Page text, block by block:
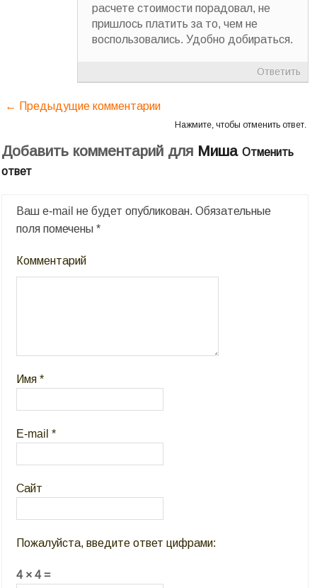
расчете стоимости порадовал, не
пришлось платить за то, чем не
воспользовались. Удобно добираться.
Ответить
← Предыдущие комментарии
Нажмите, чтобы отменить ответ.
Добавить комментарий для Миша Отменить
ответ
Ваш e-mail не будет опубликован. Обязательные
поля помечены*
Комментарий
Имя*
E-mail*
Сайт
Пожалуйста, введите ответ цифрами:
4 × 4 =